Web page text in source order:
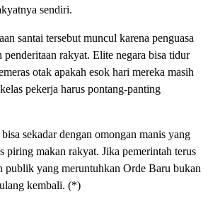
sendiri.
santai tersebut muncul karena penguasa
penderitaan rakyat. Elite negara bisa tidur
otak apakah esok hari mereka masih
pekerja harus pontang-panting
sekadar dengan omongan manis yang
piring makan rakyat. Jika pemerintah terus
publik yang meruntuhkan Orde Baru bukan
kembali. (*)